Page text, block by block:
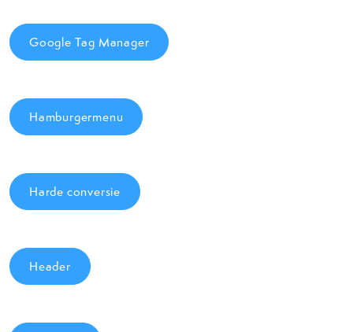
Google Tag Manager
Hamburgermenu
Harde conversie
Header